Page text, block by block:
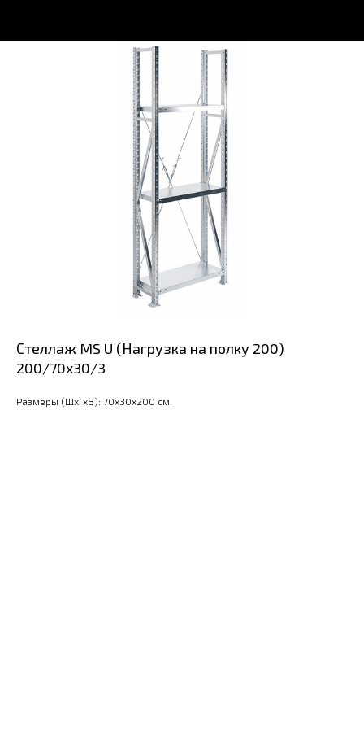
Стеллаж MS U (Нагрузка на полку 200)
200/70x30/3
Размеры (ШхГхВ): 70x30x200 см.